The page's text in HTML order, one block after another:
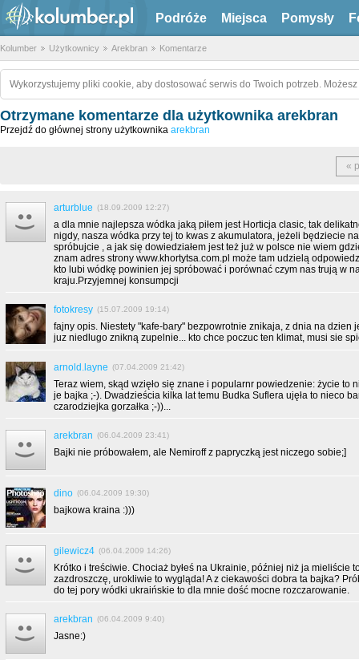
Podróże Miejsca Pomysły
Kolumber Użytkownicy Arekbran Komentarze
Wykorzystujemy pliki cookie, aby dostosować serwis do Twoich potrzeb.
Otrzymane komentarze dla użytkownika arekbran
Przejdź do głównej strony użytkownika arekbran
«
arturblue (18.09.2009 12:27)
a dla mnie najlepsza wódka jaką piłem jest Horticja clasic, tak
nigdy, nasza wódka przy tej to kwas z akumulatora, jeżeli będziecie
spróbujcie , a jak się dowiedziałem jest też już w polsce nie wiem
znam adres strony www.khortytsa.com.pl może tam udzielą
kto lubi wódkę powinien jej spróbować i porównać czym nas trują w
kraju.Przyjemnej konsumpcji
fotokresy (15.07.2009 19:14)
fajny opis. Niestety "kafe-bary" bezpowrotnie znikaja, z dnia na dzien
juz niedlugo znikną zupelnie... kto chce poczuc ten klimat, musi sie
arnold.layne (07.04.2009 21:42)
Teraz wiem, skąd wzięło się znane i popularnr powiedzenie: życie to
je bajka ;-). Dwadzieścia kilka lat temu Budka Suflera ujęła to nieco
czarodziejka gorzałka ;-))...
arekbran (06.04.2009 23:41)
Bajki nie próbowałem, ale Nemiroff z papryczką jest niczego sobie;]
dino (06.04.2009 19:30)
bajkowa kraina :)))
gilewicz4 (06.04.2009 14:26)
Krótko i treściwie. Chociaż byłeś na Ukrainie, później niż ja mieliście
zazdroszczę, urokliwie to wygląda! A z ciekawości dobra ta bajka?
do tej pory wódki ukraińskie to dla mnie dość mocne rozczarowanie.
arekbran (06.04.2009 9:40)
Jasne:)